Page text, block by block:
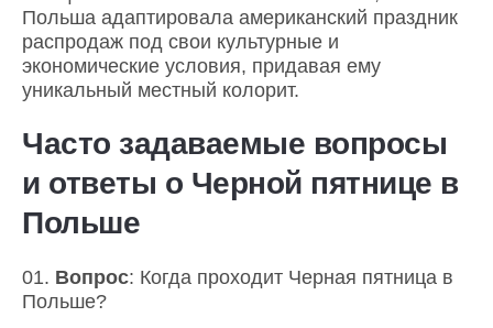
Польша адаптировала американский праздник
распродаж под свои культурные и
экономические условия, придавая ему
уникальный местный колорит.
Часто задаваемые вопросы
и ответы о Черной пятнице в
Польше
Вопрос: Когда проходит Черная пятница в
Польше?